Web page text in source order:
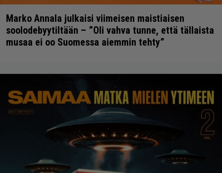
Marko Annala julkaisi viimeisen maistiaisen
soolodebyytiltään – ”Oli vahva tunne, että tällaista
musaa ei oo Suomessa aiemmin tehty”